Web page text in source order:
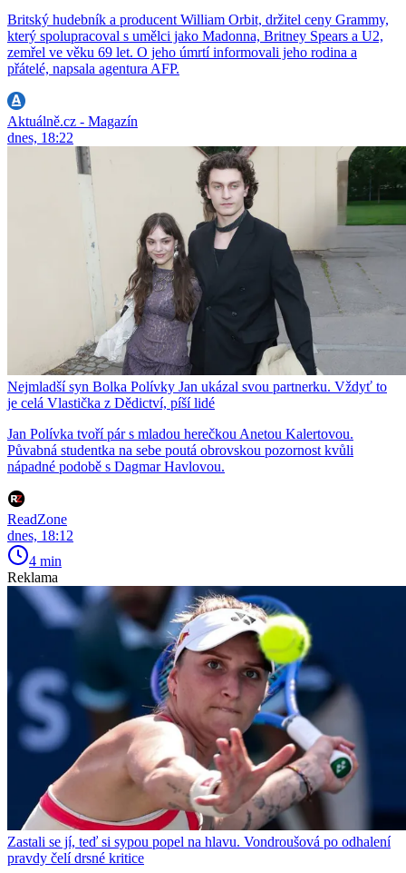
Britský hudebník a producent William Orbit, držitel ceny Grammy,
který spolupracoval s umělci jako Madonna, Britney Spears a U2,
zemřel ve věku 69 let. O jeho úmrtí informovali jeho rodina a
přátelé, napsala agentura AFP.
Aktuálně.cz - Magazín
dnes, 18:22
Nejmladší syn Bolka Polívky Jan ukázal svou partnerku. Vždyť to
je celá Vlastička z Dědictví, píší lidé
Jan Polívka tvoří pár s mladou herečkou Anetou Kalertovou.
Půvabná studentka na sebe poutá obrovskou pozornost kvůli
nápadné podobě s Dagmar Havlovou.
ReadZone
dnes, 18:12
4 min
Reklama
Zastali se jí, teď si sypou popel na hlavu. Vondroušová po odhalení
pravdy čelí drsné kritice